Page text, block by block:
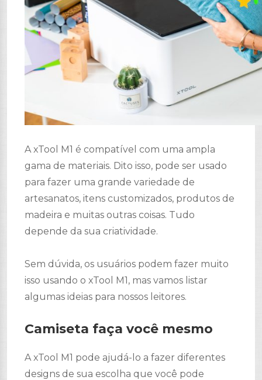
A xTool M1 é compatível com uma ampla
gama de materiais. Dito isso, pode ser usado
para fazer uma grande variedade de
artesanatos, itens customizados, produtos de
madeira e muitas outras coisas. Tudo
depende da sua criatividade.
Sem dúvida, os usuários podem fazer muito
isso usando o xTool M1, mas vamos listar
algumas ideias para nossos leitores.
Camiseta faça você mesmo
A xTool M1 pode ajudá-lo a fazer diferentes
designs de sua escolha que você pode